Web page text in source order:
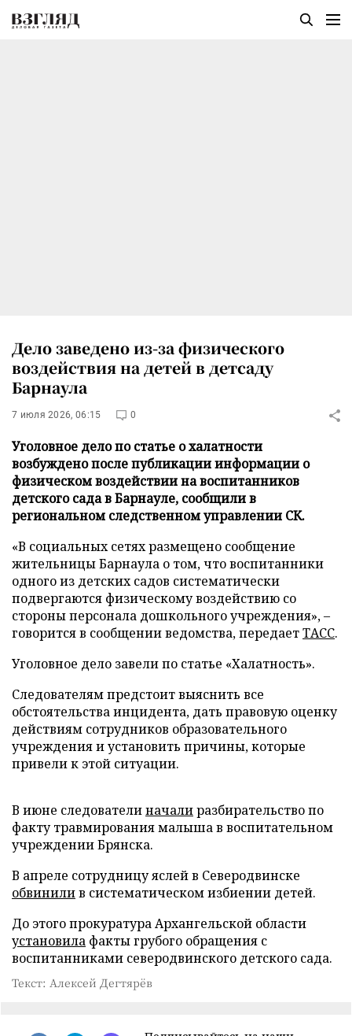
Дело заведено из-за физического
воздействия на детей в детсаду
Барнаула
7 июля 2026, 06:15 0
Уголовное дело по статье о халатности
возбуждено после публикации информации о
физическом воздействии на воспитанников
детского сада в Барнауле, сообщили в
региональном следственном управлении СК.
«В социальных сетях размещено сообщение
жительницы Барнаула о том, что воспитанники
одного из детских садов систематически
подвергаются физическому воздействию со
стороны персонала дошкольного учреждения», –
говорится в сообщении ведомства, передаетТАСС.
Уголовное дело завели по статье «Халатность».
Следователям предстоит выяснить все
обстоятельства инцидента, дать правовую оценку
действиям сотрудников образовательного
учреждения и установить причины, которые
привели к этой ситуации.
В июне следователиначалиразбирательство по
факту травмирования малыша в воспитательном
учреждении Брянска.
В апреле сотрудницу яслей в Северодвинске
обвинилив систематическом избиении детей.
До этого прокуратура Архангельской области
установила факты грубого обращения с
воспитанниками северодвинского детского сада.
Текст: Алексей Дегтярёв